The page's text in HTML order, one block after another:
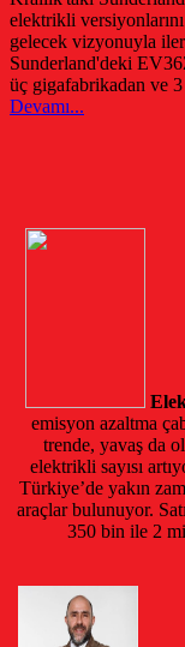
elektrikli
gelecek vizyonuyla
Sunderland'deki
üç gigafabrikadan ve
Devamı...
emisyon azaltma
trende, yavaş da
elektrikli sayısı
Türkiye’de yakın
araçlar bulunuyor.
350 bin ile 2